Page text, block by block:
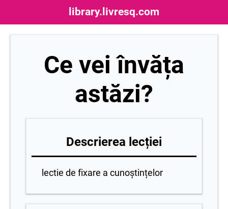
library.livresq.com
Ce vei învăța
astăzi?
Descrierea lecției
lectie de fixare a cunoștințelor